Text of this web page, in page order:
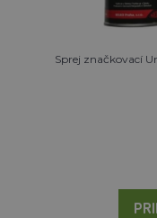
Sprej značkovací